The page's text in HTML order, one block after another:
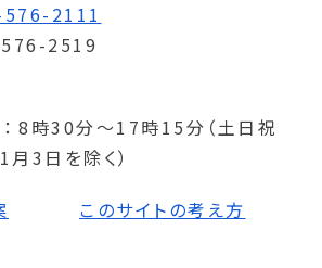
2111
2519
8時30分～17時15分（土日祝
3日を除く）
このサイトの考え方